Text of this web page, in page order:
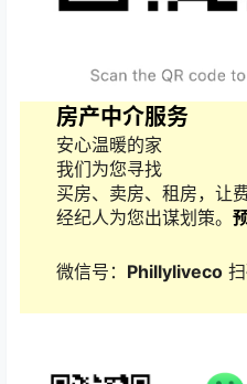
房产中介服务
安心温暖的家
我们为您寻找
买房、卖房、租房，让
经纪人为您出谋划策。
微信号： Phillyliveco扫